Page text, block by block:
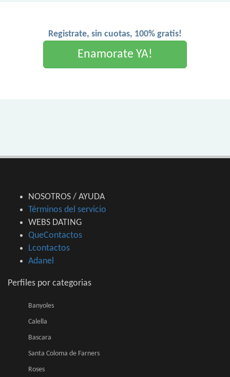
Registrate, sin cuotas, 100% gratis!
Enamorate YA!
NOSOTROS / AYUDA
Términos del servicio
WEBS DATING
QueContactos
Lcontactos
Adanel
Perfiles por categorias
Banyoles
Calella
Bascara
Santa Coloma de Farners
Roses